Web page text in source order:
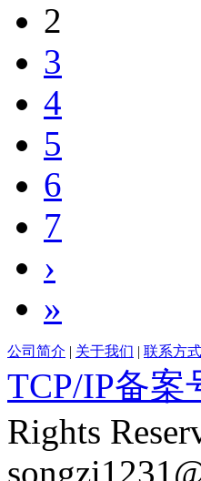
2
3
4
5
6
7
›
»
公司简介 | 关于我们 | 联系方式
TCP/IP备案
Rights